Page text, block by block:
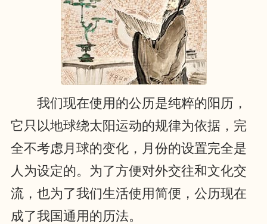
我们现在使用的公历是纯粹的阳历，
它只以地球绕太阳运动的规律为依据，完
全不考虑月球的变化，月份的设置完全是
人为设定的。为了方便对外交往和文化交
流，也为了我们生活使用简便，公历现在
成了我国通用的历法。